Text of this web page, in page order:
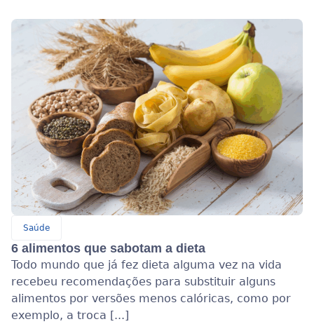
Saúde
6 alimentos que sabotam a dieta
Todo mundo que já fez dieta alguma vez na vida
recebeu recomendações para substituir alguns
alimentos por versões menos calóricas, como por
exemplo, a troca [...]